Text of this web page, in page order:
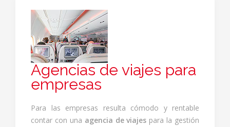
Agencias de viajes para
empresas
Para las empresas resulta cómodo y rentable
contar con una agencia de viajes para la gestión